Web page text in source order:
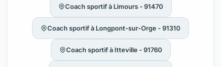
Coach sportif à Limours - 91470
Coach sportif à Longpont-sur-Orge - 91310
Coach sportif à Itteville - 91760